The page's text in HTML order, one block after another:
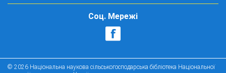
Соц. Мережі
© 2026 Національна наукова сільськогосподарська бібліотека Національної